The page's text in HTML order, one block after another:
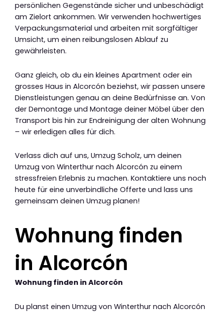
persönlichen Gegenstände sicher und unbeschädigt
am Zielort ankommen. Wir verwenden hochwertiges
Verpackungsmaterial und arbeiten mit sorgfältiger
Umsicht, um einen reibungslosen Ablauf zu
gewährleisten.
Ganz gleich, ob du ein kleines Apartment oder ein
grosses Haus in Alcorcón beziehst, wir passen unsere
Dienstleistungen genau an deine Bedürfnisse an. Von
der Demontage und Montage deiner Möbel über den
Transport bis hin zur Endreinigung der alten Wohnung
– wir erledigen alles für dich.
Verlass dich auf uns, Umzug Scholz, um deinen
Umzug von Winterthur nach Alcorcón zu einem
stressfreien Erlebnis zu machen. Kontaktiere uns noch
heute für eine unverbindliche Offerte und lass uns
gemeinsam deinen Umzug planen!
Wohnung finden
in Alcorcón
Wohnung finden in Alcorcón
Du planst einen Umzug von Winterthur nach Alcorcón